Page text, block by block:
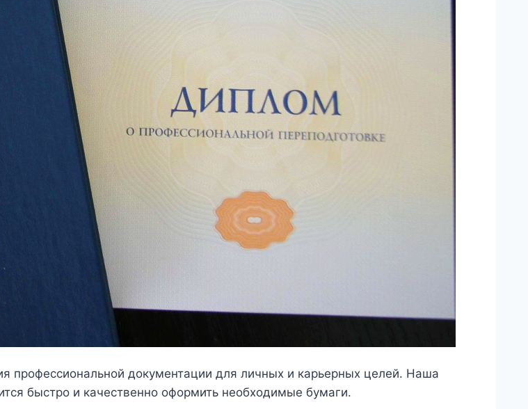
профессиональной документации для личных и карьерных целей. Наша
быстро и качественно оформить необходимые бумаги.